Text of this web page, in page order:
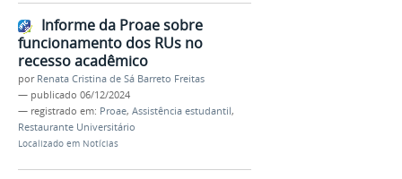
Informe da Proae sobre
funcionamento dos RUs no
recesso acadêmico
por Renata Cristina de Sá Barreto Freitas
— publicado 06/12/2024
— registrado em: Proae, Assistência estudantil,
Restaurante Universitário
Localizado em Notícias